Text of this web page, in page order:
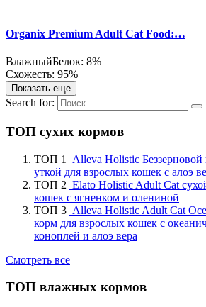
Organix Premium Adult Cat Food:…
ВлажныйБелок: 8%
Схожесть: 95%
Показать еще
Search for:
ТОП сухих кормов
ТОП 1
Alleva Holistic
уткой для взрослых кошек с алоэ
ТОП 2 Elato Holistic Adult Cat
кошек с ягненком и олениной
ТОП 3 Alleva Holistic Adult Cat
корм для взрослых кошек с
коноплей и алоэ вера
Смотреть все
ТОП влажных кормов